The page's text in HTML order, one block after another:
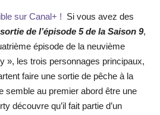
sur Canal+ ! Si vous avez des
sortie de l’épisode 5 de la Saison 9,
épisode de la neuvième
», les trois personnages principaux,
faire une sortie de pêche à la
semble au premier abord être une
découvre qu’il fait partie d’un